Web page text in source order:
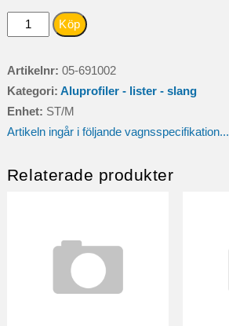
VINKEL
GUMMI
Köp
Artikelnr: 05-691002
Kategori: Aluprofiler - lister - slang
Enhet: ST/M
Artikeln ingår i följande vagnsspecifikation...
Relaterade produkter